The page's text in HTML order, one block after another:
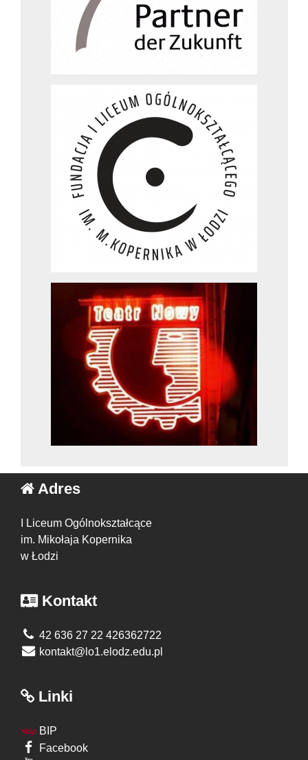
Adres
I Liceum Ogólnokształcące
im. Mikołaja Kopernika
w Łodzi
Kontakt
42 636 27 22 426362722
kontakt@lo1.elodz.edu.pl
Linki
BIP
Facebook